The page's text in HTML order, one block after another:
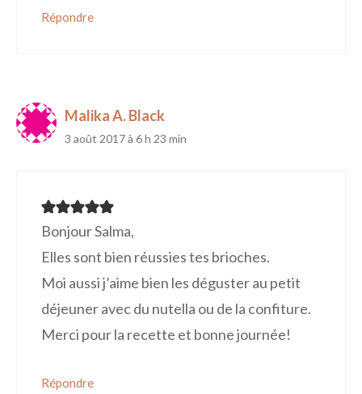
Répondre
Malika A. Black
3 août 2017 à 6 h 23 min
Bonjour Salma,
Elles sont bien réussies tes brioches.
Moi aussi j’aime bien les déguster au petit
déjeuner avec du nutella ou de la confiture.
Merci pour la recette et bonne journée!
Répondre